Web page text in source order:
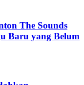
The Sounds
Baru yang Belum